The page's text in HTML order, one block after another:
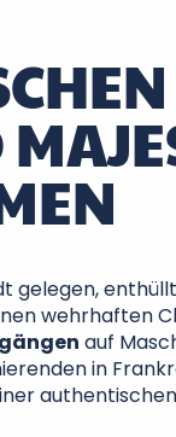
gelegen,
wehrhaften
auf
in